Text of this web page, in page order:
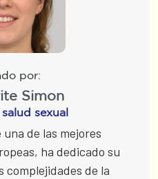
por:
Simon
sexual
de las mejores
ha dedicado su
complejidades de la